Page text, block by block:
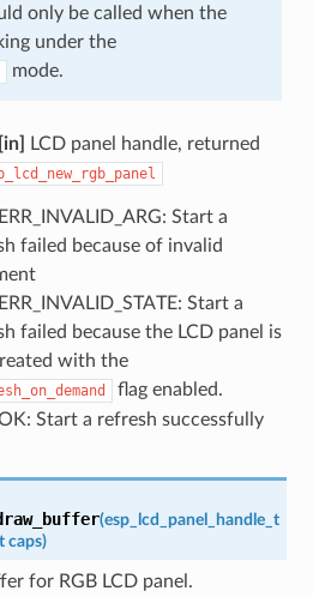
only be called when the
under the
mode.
[in]
LCD panel handle, returned
Start a
failed because of invalid
Start a
failed because the LCD panel is
with the
flag enabled.
Start a refresh successfully
(esp_lcd_panel_handle_t
caps)
for RGB LCD panel.